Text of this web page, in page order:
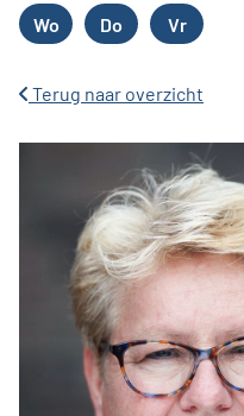
Woensdag
Wo Donderdag
Do Vrijdag
Vr
Terug naar overzicht